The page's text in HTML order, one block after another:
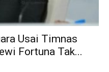
Usai Timnas
Fortuna Tak...